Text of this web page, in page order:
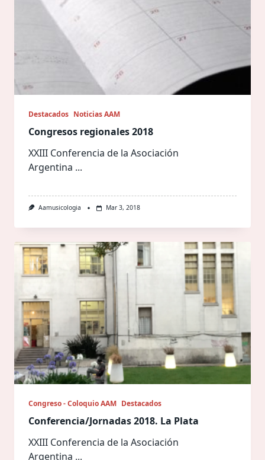
Destacados Noticias AAM
Congresos regionales 2018
XXIII Conferencia de la Asociación
Argentina ...
Aamusicologia Mar 3, 2018
Congreso - Coloquio AAM Destacados
Conferencia/Jornadas 2018. La Plata
XXIII Conferencia de la Asociación
Argentina ...